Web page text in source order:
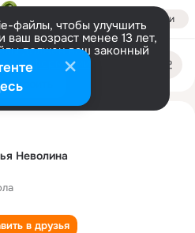
Войти
файлы, чтобы улучшить
ваш возраст менее 13 лет,
должен ваш законный
информации
Неволина
в друзья